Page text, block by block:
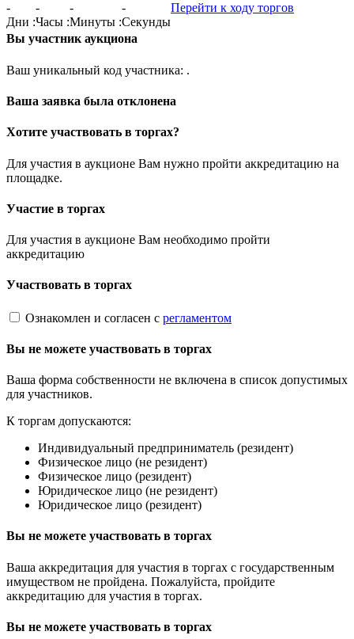
-
Дни :
-
Часы :
-
Минуты :
-
Секунды
Перейти к ходу торгов
Вы участник аукциона
Ваш уникальный код участника: .
Ваша заявка была отклонена
Хотите участвовать в торгах?
Для участия в аукционе Вам нужно пройти аккредитацию на
площадке.
Участие в торгах
Для участия в аукционе Вам необходимо пройти
аккредитацию
Участвовать в торгах
Ознакомлен и согласен с регламентом
Вы не можете участвовать в торгах
Ваша форма собственности не включена в список допустимых
для участников.
К торгам допускаются:
Индивидуальный предприниматель (резидент)
Физическое лицо (не резидент)
Физическое лицо (резидент)
Юридическое лицо (не резидент)
Юридическое лицо (резидент)
Вы не можете участвовать в торгах
Ваша аккредитация для участия в торгах с государственным
имуществом не пройдена. Пожалуйста, пройдите
аккредитацию для участия в торгах.
Вы не можете участвовать в торгах